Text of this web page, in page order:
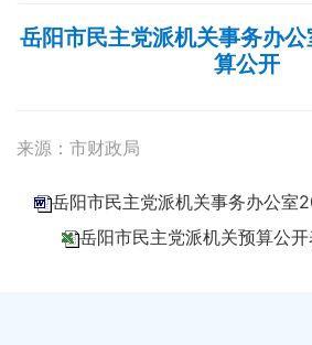
岳阳市民主党派机关事务办
算公开
来源：市财政局
岳阳市民主党派机关事务办公室
岳阳市民主党派机关预算公